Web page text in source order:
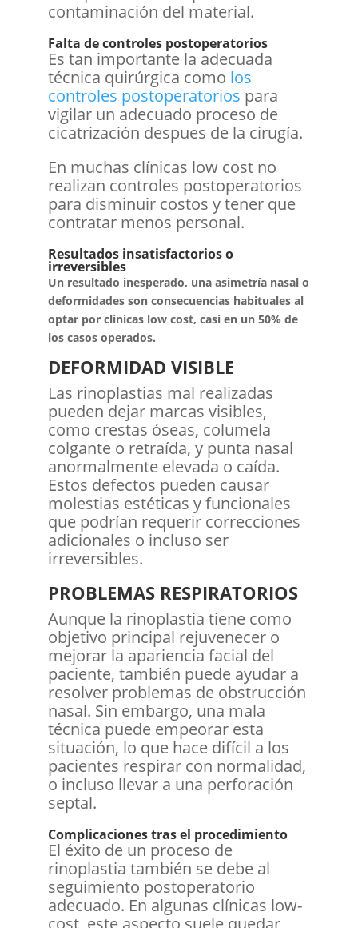
contaminación del material.
Falta de controles postoperatorios
Es tan importante la adecuada
técnica quirúrgica como los
controles postoperatorios para
vigilar un adecuado proceso de
cicatrización despues de la cirugía.
En muchas clínicas low cost no
realizan controles postoperatorios
para disminuir costos y tener que
contratar menos personal.
Resultados insatisfactorios o
irreversibles
Un resultado inesperado, una asimetría nasal o
deformidades son consecuencias habituales al
optar por clínicas low cost, casi en un 50% de
los casos operados.
DEFORMIDAD VISIBLE
Las rinoplastias mal realizadas
pueden dejar marcas visibles,
como crestas óseas, columela
colgante o retraída, y punta nasal
anormalmente elevada o caída.
Estos defectos pueden causar
molestias estéticas y funcionales
que podrían requerir correcciones
adicionales o incluso ser
irreversibles.
PROBLEMAS RESPIRATORIOS
Aunque la rinoplastia tiene como
objetivo principal rejuvenecer o
mejorar la apariencia facial del
paciente, también puede ayudar a
resolver problemas de obstrucción
nasal. Sin embargo, una mala
técnica puede empeorar esta
situación, lo que hace difícil a los
pacientes respirar con normalidad,
o incluso llevar a una perforación
septal.
Complicaciones tras el procedimiento
El éxito de un proceso de
rinoplastia también se debe al
seguimiento postoperatorio
adecuado. En algunas clínicas low-
cost, este aspecto suele quedar